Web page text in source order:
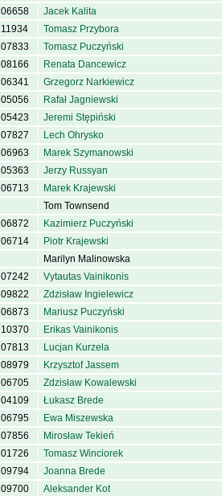
06658 Jacek Kalita
11934 Tomasz Przybora
07833 Tomasz Puczyński
08166 Renata Dancewicz
06341 Grzegorz Narkiewicz
05056 Rafał Jagniewski
05423 Jeremi Stępiński
07827 Lech Ohrysko
06963 Marek Szymanowski
05363 Jerzy Russyan
06713 Marek Krajewski
Tom Townsend
06872 Kazimierz Puczyński
06714 Piotr Krajewski
Marilyn Malinowska
07242 Vytautas Vainikonis
09822 Zdzisław Ingielewicz
06873 Mariusz Puczyński
10370 Erikas Vainikonis
07813 Lucjan Kurzela
08979 Krzysztof Jassem
06705 Zdzisław Kowalewski
04109 Łukasz Brede
06795 Ewa Miszewska
07856 Mirosław Tekień
01726 Tomasz Winciorek
09794 Joanna Brede
09700 Aleksander Kot